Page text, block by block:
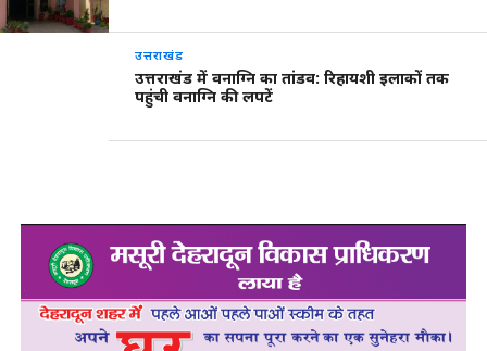
उत्तराखंड
उत्तराखंड में वनाग्नि का तांडव: रिहायशी इलाकों तक
पहुंची वनाग्नि की लपटें